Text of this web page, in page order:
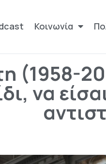
Κοινωνία
(1958-
να